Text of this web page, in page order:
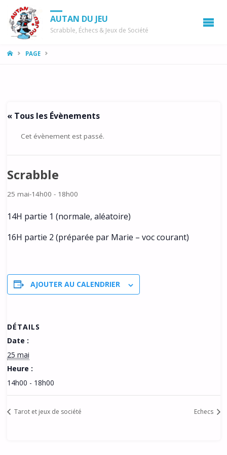
AUTAN DU JEU
Scrabble, Échecs & Jeux de Société
LA
PAGE
« Tous les Évènements
Cet évènement est passé.
Scrabble
25 mai-14h00 - 18h00
14H partie 1 (normale, aléatoire)
16H partie 2 (préparée par Marie – voc courant)
AJOUTER AU CALENDRIER
DÉTAILS
Date :
25 mai
Heure :
14h00 - 18h00
Tarot et jeux de société Echecs